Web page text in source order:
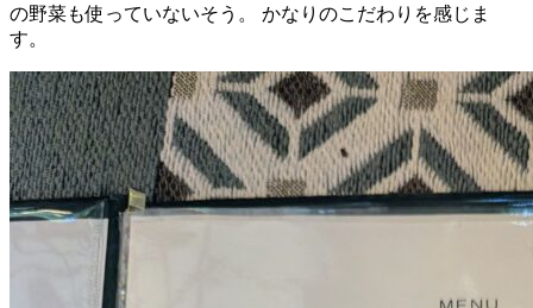
の野菜も使っていないそう。 かなりのこだわりを感じま
す。